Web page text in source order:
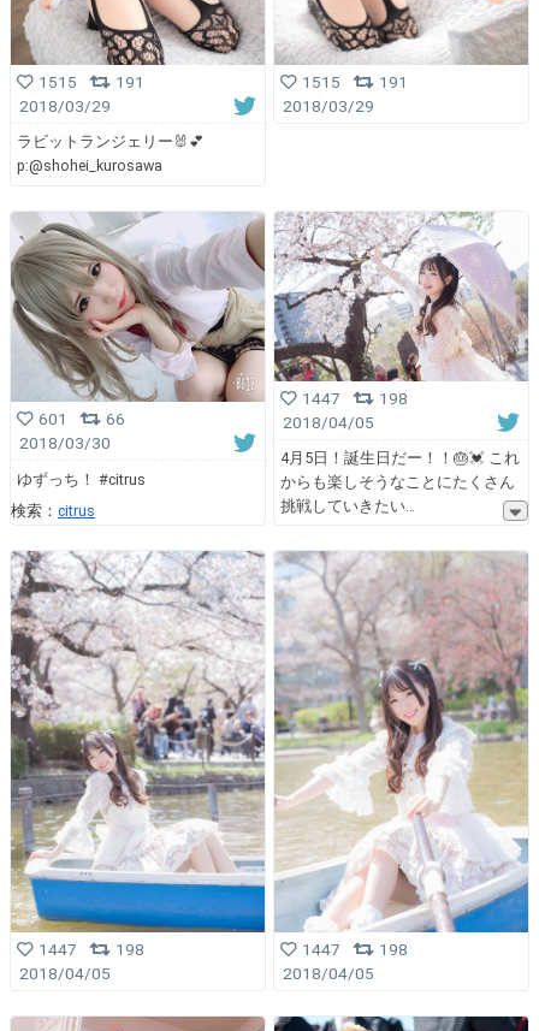
1515
191
2018/03/29
ラビットランジェリー🐰💕
p:@shohei_kurosawa
1515
191
2018/03/29
601
66
2018/03/30
ゆずっち！ #citrus
検索： citrus
1447
198
2018/04/05
4月5日！誕生日だー！！🎂💓 これ
からも楽しそうなことにたくさん
挑戦していきたい
1447
198
2018/04/05
1447
198
2018/04/05